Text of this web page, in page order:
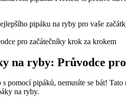
pipáku na ryby pro vaše
na ryby: Průvodce
pomocí pipáků, ⁣nemusíte se ⁢bát!
na ⁣ryby.